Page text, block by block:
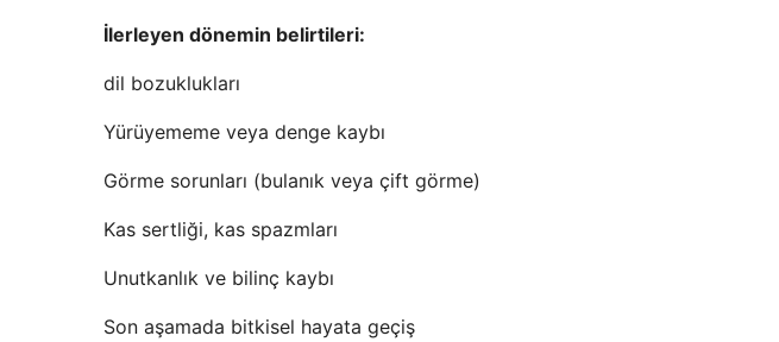
İlerleyen dönemin belirtileri:
dil bozuklukları
Yürüyememe veya denge kaybı
Görme sorunları (bulanık veya çift görme)
Kas sertliği, kas spazmları
Unutkanlık ve bilinç kaybı
Son aşamada bitkisel hayata geçiş